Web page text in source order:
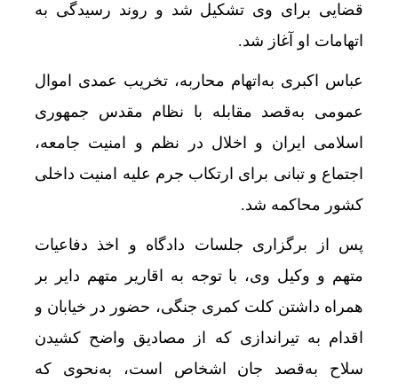
قضایی برای وی تشکیل شد و روند رسیدگی به
اتهامات او آغاز شد.
عباس اکبری به‌اتهام محاربه، تخریب عمدی اموال
عمومی به‌قصد مقابله با نظام مقدس جمهوری
اسلامی ایران و اخلال در نظم و امنیت جامعه،
اجتماع و تبانی برای ارتکاب جرم علیه امنیت داخلی
کشور محاکمه شد.
پس از برگزاری جلسات دادگاه و اخذ دفاعیات
متهم و وکیل وی، با توجه به اقاریر متهم دایر بر
همراه داشتن کلت کمری جنگی، حضور در خیابان و
اقدام به تیراندازی که از مصادیق واضح کشیدن
سلاح به‌قصد جان اشخاص است، به‌نحوی که